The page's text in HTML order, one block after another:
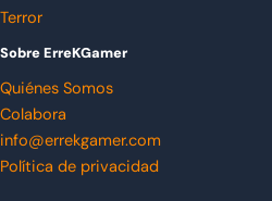
Terror
Sobre ErreKGamer
Quiénes Somos
Colabora
info@errekgamer.com
Política de privacidad